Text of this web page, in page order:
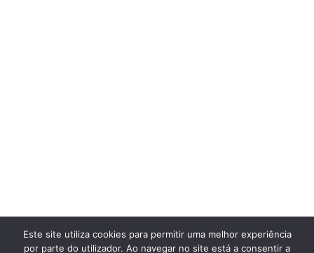
Este site utiliza cookies para permitir uma melhor experiência
por parte do utilizador. Ao navegar no site está a consentir a